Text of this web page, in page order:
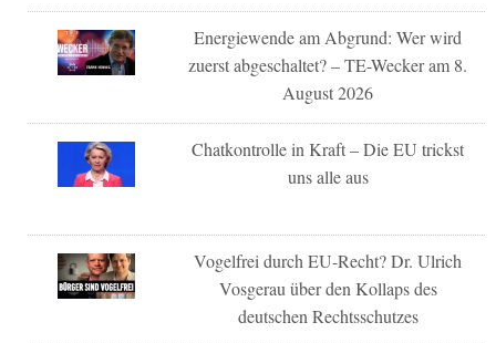
Energiewende am Abgrund: Wer wird
zuerst abgeschaltet? – TE-Wecker am 8.
August 2026
Chatkontrolle in Kraft – Die EU trickst
uns alle aus
Vogelfrei durch EU-Recht? Dr. Ulrich
Vosgerau über den Kollaps des
deutschen Rechtsschutzes